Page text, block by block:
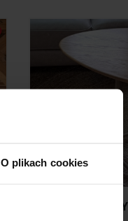
O plikach cookies
STOLIK